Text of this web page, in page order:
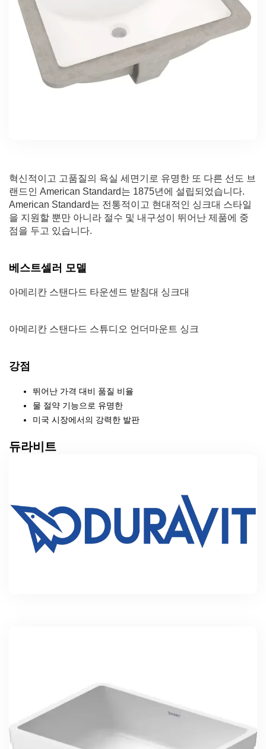
혁신적이고 고품질의 욕실 세면기로 유명한 또 다른 선도 브
랜드인 American Standard는 1875년에 설립되었습니다.
American Standard는 전통적이고 현대적인 싱크대 스타일
을 지원할 뿐만 아니라 절수 및 내구성이 뛰어난 제품에 중
점을 두고 있습니다.
베스트셀러 모델
아메리칸 스탠다드 타운센드 받침대 싱크대
아메리칸 스탠다드 스튜디오 언더마운트 싱크
강점
뛰어난 가격 대비 품질 비율
물 절약 기능으로 유명한
미국 시장에서의 강력한 발판
듀라비트